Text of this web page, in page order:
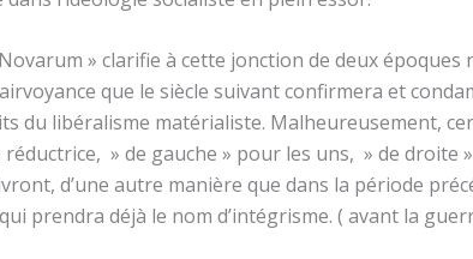
» clarifie à cette jonction de deux époques
que le siècle suivant confirmera et
du libéralisme matérialiste. Malheureusement,
» de gauche » pour les uns, » de droite
d’une autre manière que dans la période
prendra déjà le nom d’intégrisme. ( avant la